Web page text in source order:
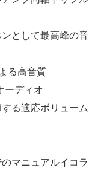
として最高峰の音
る高音質
ーディオ
る適応ボリューム
マニュアルイコラ